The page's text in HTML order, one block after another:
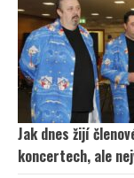
Jak dnes žijí
koncertech, ale